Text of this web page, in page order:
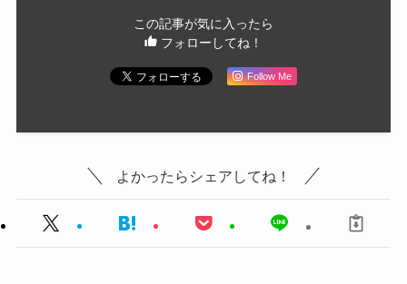
この記事が気に入ったら
フォローしてね！
Follow Me
よかったらシェアしてね！